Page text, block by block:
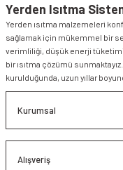
Yerden Isıtma
Yerden ısıtma malzemeleri
sağlamak için mükemmel bir
verimliliği, düşük enerji
bir ısıtma çözümü
kurulduğunda, uzun yıllar
Kurumsal
Alışveriş